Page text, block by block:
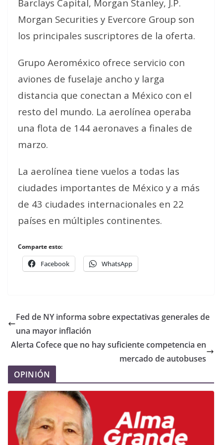
Barclays Capital, Morgan Stanley, J.P.
Morgan Securities y Evercore Group son
los principales suscriptores de la oferta.
Grupo Aeroméxico ofrece servicio con
aviones de fuselaje ancho y larga
distancia que conectan a México con el
resto del mundo. La aerolínea operaba
una flota de 144 aeronaves a finales de
marzo.
La aerolínea tiene vuelos a todas las
ciudades importantes de México y a más
de 43 ciudades internacionales en 22
países en múltiples continentes.
Comparte esto:
Facebook WhatsApp
Fed de NY informa sobre expectativas generales de
una mayor inflación
Alerta Cofece que no hay suficiente competencia en
mercado de autobuses
OPINIÓN